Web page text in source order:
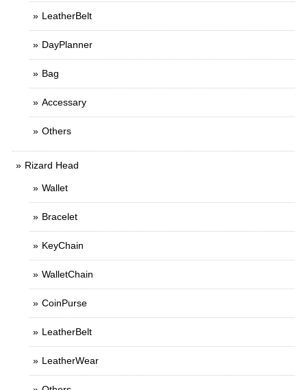
LeatherBelt
DayPlanner
Bag
Accessary
Others
Rizard Head
Wallet
Bracelet
KeyChain
WalletChain
CoinPurse
LeatherBelt
LeatherWear